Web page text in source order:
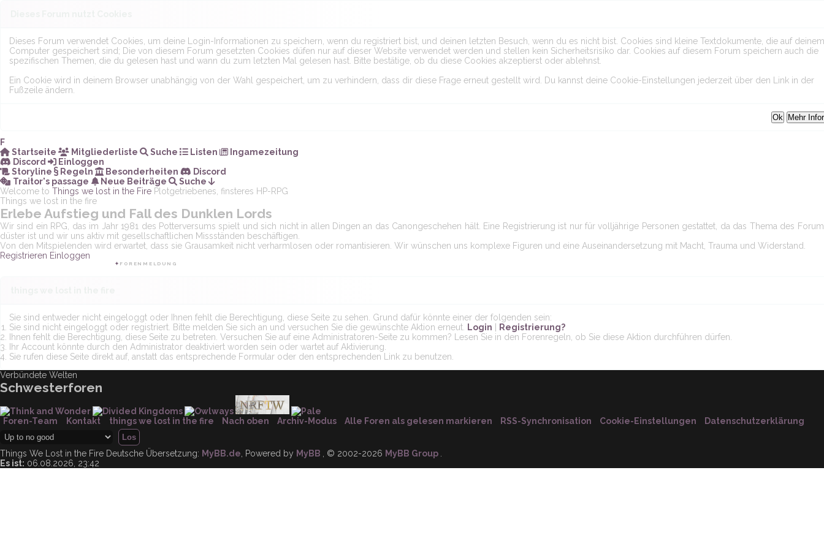
Dieses Forum verwendet Cookies, um deine Login-Informationen zu speichern, wenn du registriert bist, und deinen letzten Besuch, wenn du es nicht bist. Cookies sind kleine Textdokumente, die auf deinem
Computer gespeichert sind; Die von diesem Forum gesetzten Cookies düfen nur auf dieser Website verwendet werden und stellen kein Sicherheitsrisiko dar. Cookies auf diesem Forum speichern auch die
spezifischen Themen, die du gelesen hast und wann du zum letzten Mal gelesen hast. Bitte bestätige, ob du diese Cookies akzeptierst oder ablehnst.
Ein Cookie wird in deinem Browser unabhängig von der Wahl gespeichert, um zu verhindern, dass dir diese Frage erneut gestellt wird. Du kannst deine Cookie-Einstellungen jederzeit über den Link in der
Fußzeile ändern.
F
Startseite
Mitgliederliste Suche Listen
Ingamezeitung
Discord
Einloggen
Storyline
Regeln Besonderheiten
Discord
Traitor's passage
Neue Beiträge
Suche
Welcome to Things we lost in the Fire Plotgetriebenes, finsteres HP-RPG
Things we lost in the fire
Erlebe Aufstieg und Fall des Dunklen Lords
Wir sind ein RPG, das im Jahr 1981 des Potterversums spielt und sich nicht in allen Dingen an das Canongeschehen hält. Eine Registrierung ist nur für volljährige Personen gestattet, da das Thema des
düster ist und wir uns aktiv mit gesellschaftlichen Missständen beschäftigen.
Von den Mitspielenden wird erwartet, dass sie Grausamkeit nicht verharmlosen oder romantisieren. Wir wünschen uns komplexe Figuren und eine Auseinandersetzung mit Macht, Trauma und Widerstand.
Registrieren Einloggen
✦︎ FORENMELDUNG
Sie sind entweder nicht eingeloggt oder Ihnen fehlt die Berechtigung, diese Seite zu sehen. Grund dafür könnte einer der folgenden sein:
Sie sind nicht eingeloggt oder registriert. Bitte melden Sie sich an und versuchen Sie die gewünschte Aktion erneut.
Login
Registrierung?
Ihnen fehlt die Berechtigung, diese Seite zu betreten. Versuchen Sie auf eine Administratoren-Seite zu kommen? Lesen Sie in den Forenregeln, ob Sie diese Aktion durchführen dürfen.
Ihr Account könnte durch den Administrator deaktiviert worden sein oder wartet auf Aktivierung.
Sie rufen diese Seite direkt auf, anstatt das entsprechende Formular oder den entsprechenden Link zu benutzen.
Verbündete Welten
Schwesterforen
Foren-Team Kontakt things we lost in the fire Nach oben Archiv-Modus Alle Foren als gelesen markieren RSS-Synchronisation Cookie-Einstellungen Datenschutzerklärung
Things We Lost in the Fire Deutsche Übersetzung: MyBB.de , Powered by MyBB , © 2002-2026 MyBB Group
Es ist: 06.08.2026, 23:42